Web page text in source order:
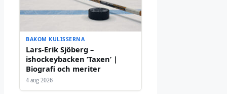
BAKOM KULISSERNA
Lars-Erik Sjöberg –
ishockeybacken ’Taxen’ |
Biografi och meriter
4 aug 2026